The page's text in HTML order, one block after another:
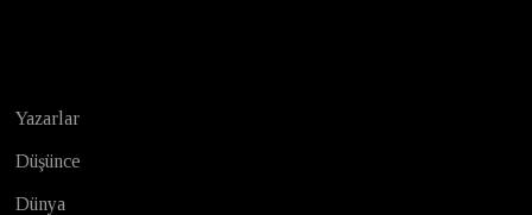
Yazarlar
Düşünce
Dünya